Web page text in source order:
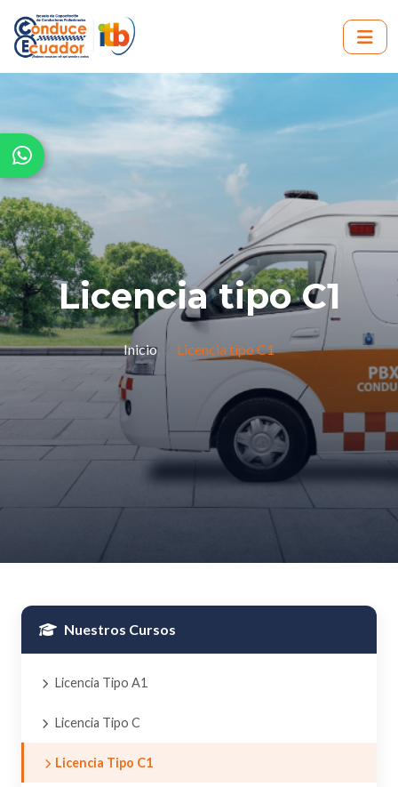
Licencia tipo C1
Inicio Licencia tipo C1
Nuestros Cursos
Licencia Tipo A1
Licencia Tipo C
Licencia Tipo C1